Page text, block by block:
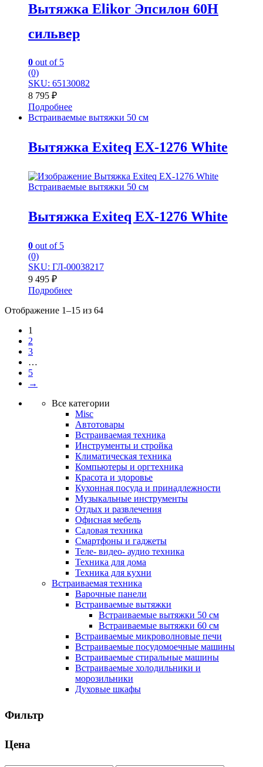
Вытяжка Elikor Эпсилон 60Н
сильвер
0 out of 5
(0)
SKU: 65130082
8 795 ₽
Подробнее
Встраиваемые вытяжки 50 см
Вытяжка Exiteq EX-1276 White
Встраиваемые вытяжки 50 см
Вытяжка Exiteq EX-1276 White
0 out of 5
(0)
SKU: ГЛ-00038217
9 495 ₽
Подробнее
Отображение 1–15 из 64
1
2
3
…
5
→
Все категории
Misc
Автотовары
Встраиваемая техника
Инструменты и стройка
Климатическая техника
Компьютеры и оргтехника
Красота и здоровье
Кухонная посуда и принадлежности
Музыкальные инструменты
Отдых и развлечения
Офисная мебель
Садовая техника
Смартфоны и гаджеты
Теле- видео- аудио техника
Техника для дома
Техника для кухни
Встраиваемая техника
Варочные панели
Встраиваемые вытяжки
Встраиваемые вытяжки 50 см
Встраиваемые вытяжки 60 см
Встраиваемые микроволновые печи
Встраиваемые посудомоечные машины
Встраиваемые стиральные машины
Встраиваемые холодильники и
морозильники
Духовые шкафы
Фильтр
Цена